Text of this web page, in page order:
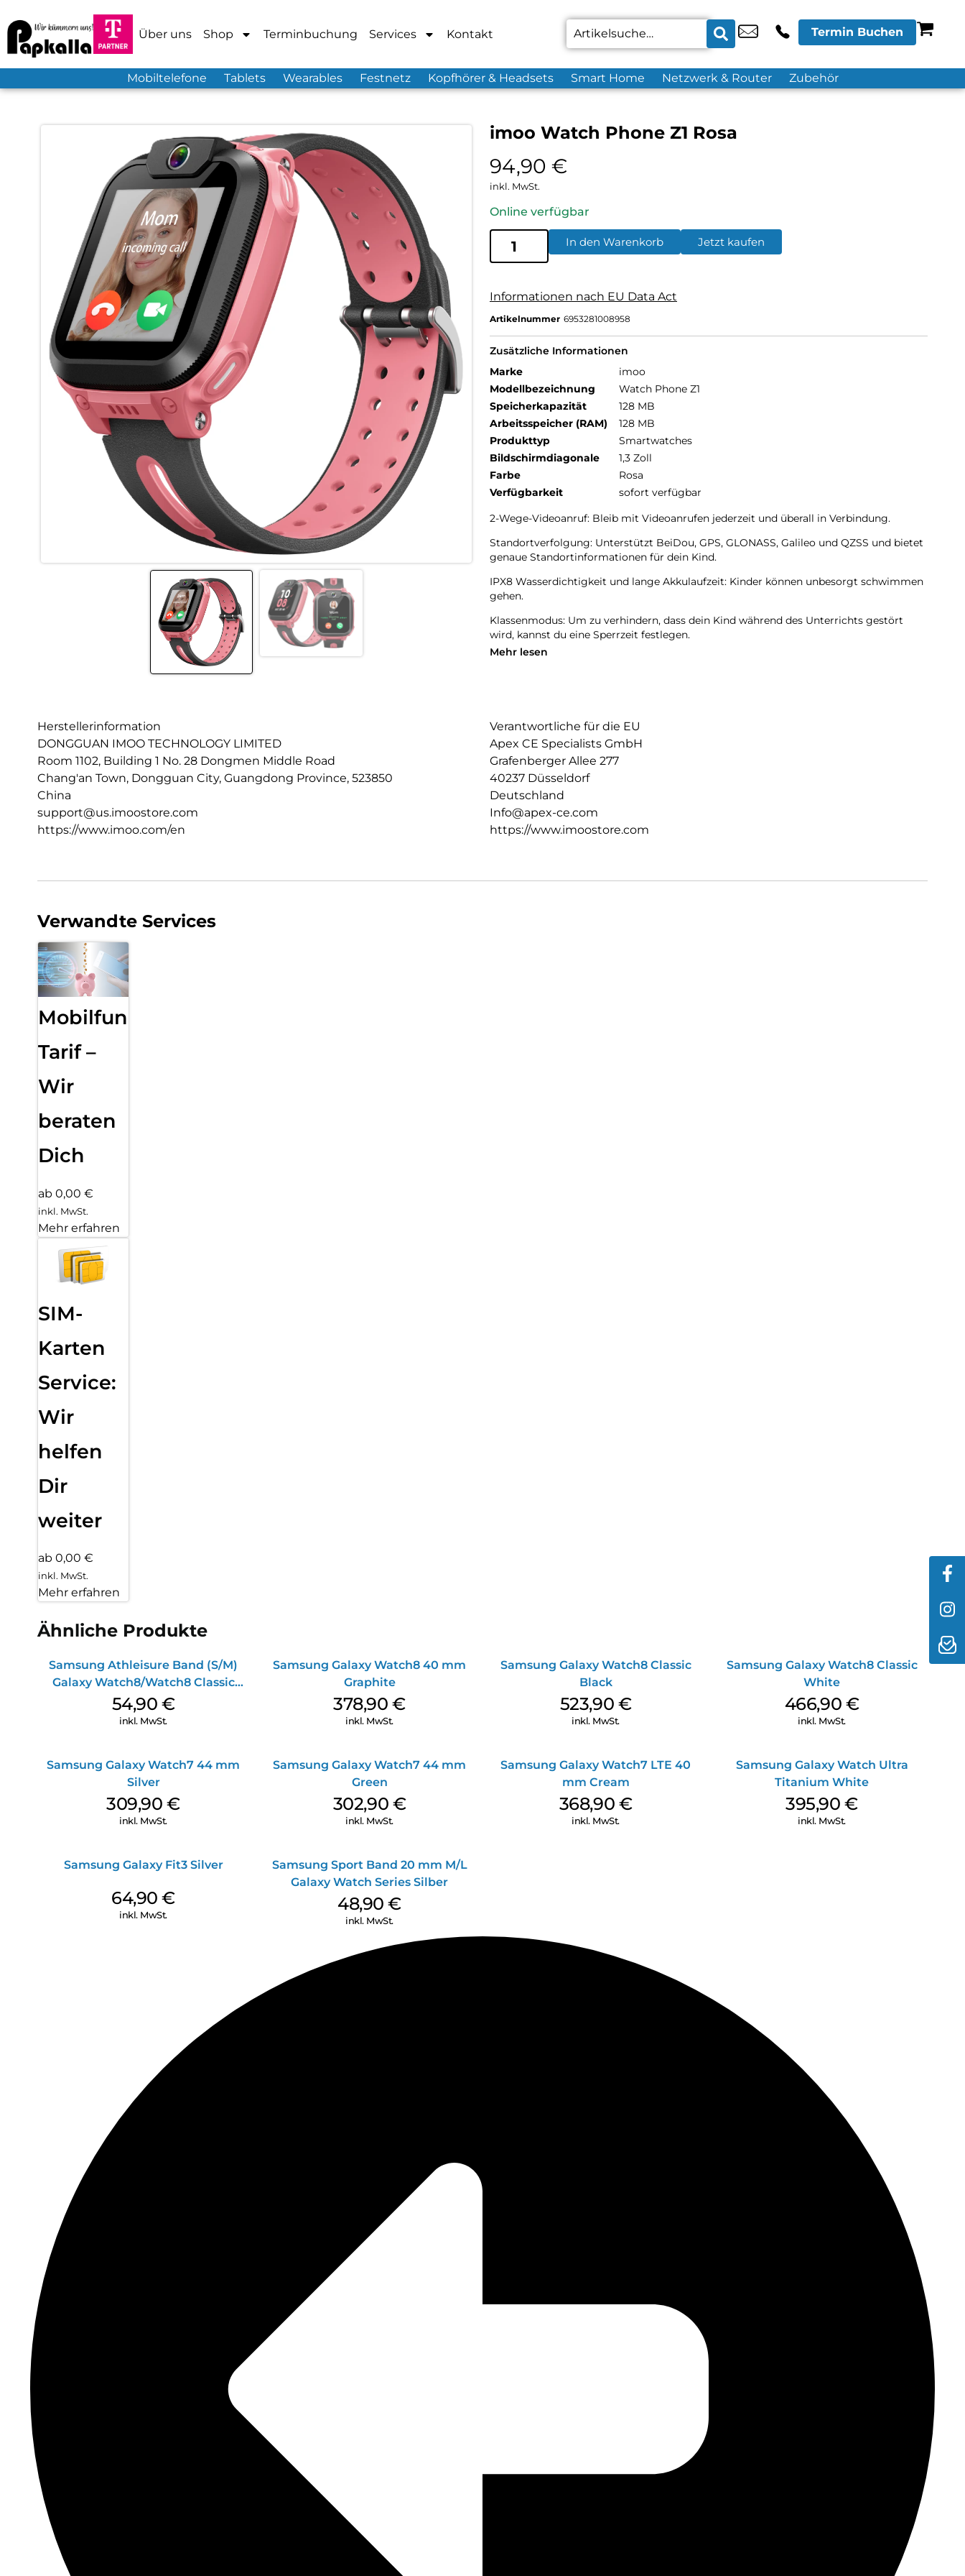
Über uns Shop Terminbuchung Services Kontakt Termin Buchen
Mobiltelefone Tablets Wearables Festnetz Kopfhörer & Headsets Smart Home Netzwerk & Router Zubehör
imoo Watch Phone Z1 Rosa
94,90 €
inkl. MwSt.
Online verfügbar
In den Warenkorb Jetzt kaufen
Informationen nach EU Data Act
Artikelnummer 6953281008958
Zusätzliche Informationen
Marke
imoo
Modellbezeichnung
Watch Phone Z1
Speicherkapazität
128 MB
Arbeitsspeicher (RAM)
128 MB
Produkttyp
Smartwatches
Bildschirmdiagonale
1,3 Zoll
Farbe
Rosa
Verfügbarkeit
sofort verfügbar
2-Wege-Videoanruf: Bleib mit Videoanrufen jederzeit und überall in Verbindung.
Standortverfolgung: Unterstützt BeiDou, GPS, GLONASS, Galileo und QZSS und bietet
genaue Standortinformationen für dein Kind.
IPX8 Wasserdichtigkeit und lange Akkulaufzeit: Kinder können unbesorgt schwimmen
gehen.
Klassenmodus: Um zu verhindern, dass dein Kind während des Unterrichts gestört
wird, kannst du eine Sperrzeit festlegen.
Ablehnung unbekannter Anrufer: Schütze dein Kind, indem du unbekannte Kontakte
Mehr lesen
Herstellerinformation
DONGGUAN IMOO TECHNOLOGY LIMITED
Room 1102, Building 1 No. 28 Dongmen Middle Road
Chang'an Town, Dongguan City, Guangdong Province, 523850
China
support@us.imoostore.com
https://www.imoo.com/en
Verantwortliche für die EU
Apex CE Specialists GmbH
Grafenberger Allee 277
40237 Düsseldorf
Deutschland
Info@apex-ce.com
https://www.imoostore.com
Verwandte Services
Mobilfunk
Tarif –
Wir
beraten
Dich
ab 0,00 €
inkl. MwSt.
Mehr erfahren
SIM-
Karten
Service:
Wir
helfen
Dir
weiter
ab 0,00 €
inkl. MwSt.
Mehr erfahren
Ähnliche Produkte
Samsung Athleisure Band (S/M)
Galaxy Watch8/Watch8 Classic
Graphite
54,90 €
inkl. MwSt.
Samsung Galaxy Watch8 40 mm
Graphite
378,90€
inkl. MwSt.
Samsung Galaxy Watch8 Classic
Black
523,90 €
inkl. MwSt.
Samsung Galaxy Watch8 Classic
White
466,90 €
inkl. MwSt.
Samsung Galaxy Watch7 44 mm
Silver
309,90€
inkl. MwSt.
Samsung Galaxy Watch7 44 mm
Green
302,90 €
inkl. MwSt.
Samsung Galaxy Watch7 LTE 40
mm Cream
368,90 €
inkl. MwSt.
Samsung Galaxy Watch Ultra
Titanium White
395,90€
inkl. MwSt.
Samsung Galaxy Fit3 Silver
64,90€
inkl. MwSt.
Samsung Sport Band 20 mm M/L
Galaxy Watch Series Silber
48,90€
inkl. MwSt.